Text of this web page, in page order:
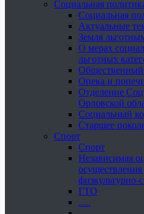
Социальная
Социальная
Актуальные
Земля
О мерах
льготных
Общественный
Опека и
Отделение
Орловской
Социальный
Старшее
Спорт
Спорт
Независимая
физкультурно-
ГТО
.....